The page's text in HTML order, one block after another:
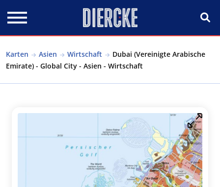
Karten Asien Wirtschaft
Dubai (Vereinigte Arabische
Emirate) - Global City - Asien - Wirtschaft